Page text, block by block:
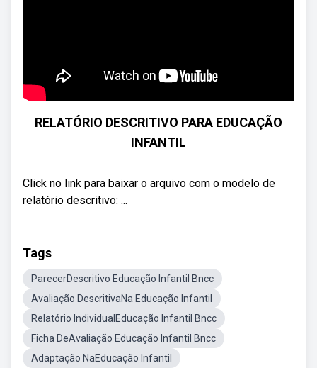
RELATÓRIO DESCRITIVO PARA EDUCAÇÃO
INFANTIL
Click no link para baixar o arquivo com o modelo de
relatório descritivo: ...
Tags
ParecerDescritivo Educação Infantil Bncc
Avaliação DescritivaNa Educação Infantil
Relatório IndividualEducação Infantil Bncc
Ficha DeAvaliação Educação Infantil Bncc
Adaptação NaEducação Infantil